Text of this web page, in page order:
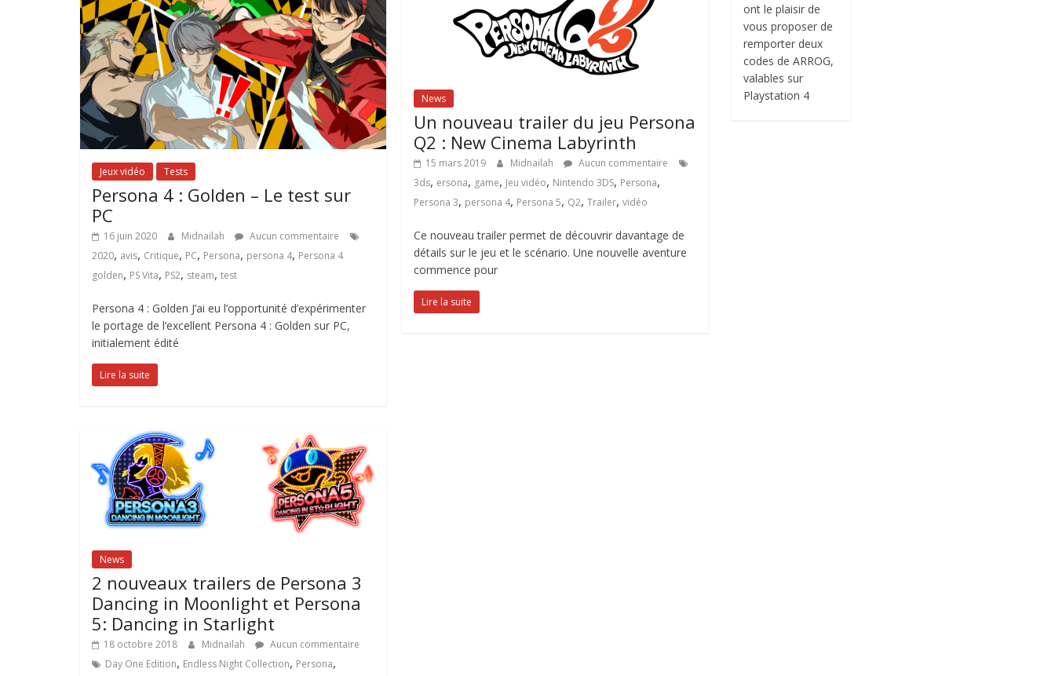
Jeux vidéo Tests
Persona 4 : Golden – Le test sur
PC
16 juin 2020 Midnailah
Aucun commentaire
2020, avis, Critique, PC, Persona, persona 4, Persona 4
golden, PS Vita, PS2, steam, test
Persona 4 : Golden J’ai eu l’opportunité d’expérimenter
le portage de l’excellent Persona 4 : Golden sur PC,
initialement édité
Lire la suite
News
Un nouveau trailer du jeu Persona
Q2 : New Cinema Labyrinth
15 mars 2019 Midnailah
Aucun commentaire
3ds, ersona, game, Jeu vidéo, Nintendo 3DS, Persona,
Persona 3, persona 4, Persona 5, Q2,Trailer,vidéo
Ce nouveau trailer permet de découvrir davantage de
détails sur le jeu et le scénario. Une nouvelle aventure
commence pour
Lire la suite
News
2 nouveaux trailers de Persona 3
Dancing in Moonlight et Persona
5: Dancing in Starlight
18 octobre 2018 Midnailah
Aucun commentaire
Day One Edition, Endless Night Collection, Persona,
ont le plaisir de
vous proposer de
remporter deux
codes de ARROG,
valables sur
Playstation 4